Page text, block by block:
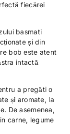
fiecărei
basmati
și din
bob este atent
intactă
a pregăti o
și aromate, la
De asemenea,
carne, legume